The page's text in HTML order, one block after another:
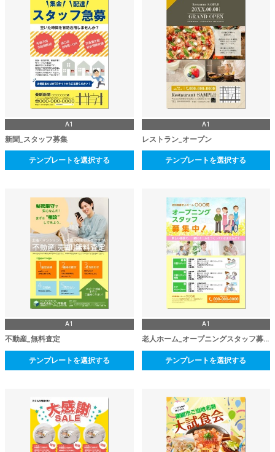
A1
新聞_スタッフ募集
テンプレートを選択する
A1
レストラン_オープン
テンプレートを選択する
A1
不動産_無料査定
テンプレートを選択する
A1
老人ホーム_オープニングスタッフ募集
テンプレートを選択する